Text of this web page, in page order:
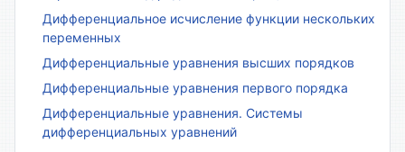
Дифференциальное исчисление функции нескольких
переменных
Дифференциальные уравнения высших порядков
Дифференциальные уравнения первого порядка
Дифференциальные уравнения. Системы
дифференциальных уравнений